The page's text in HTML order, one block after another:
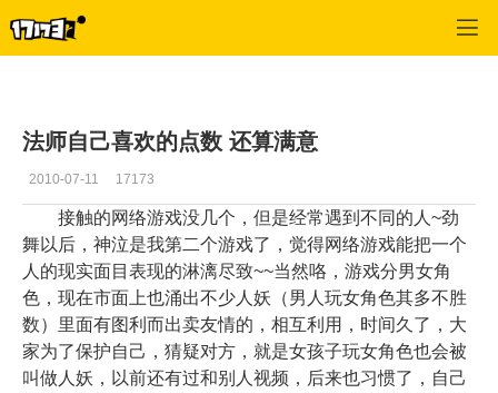
法师自己喜欢的点数 还算满意
2010-07-11 17173
接触的网络游戏没几个，但是经常遇到不同的人~劲
舞以后，神泣是我第二个游戏了，觉得网络游戏能把一个
人的现实面目表现的淋漓尽致~~当然咯，游戏分男女角
色，现在市面上也涌出不少人妖（男人玩女角色其多不胜
数）里面有图利而出卖友情的，相互利用，时间久了，大
家为了保护自己，猜疑对方，就是女孩子玩女角色也会被
叫做人妖，以前还有过和别人视频，后来也习惯了，自己